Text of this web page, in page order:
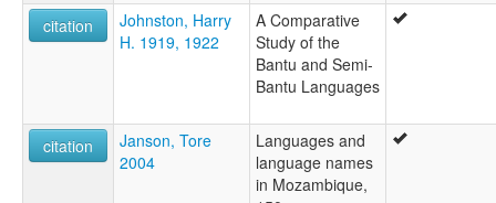
citation
Johnston, Harry
H. 1919, 1922
A Comparative
Study of the
Bantu and Semi-
Bantu Languages
citation
Janson, Tore
2004
Languages and
language names
in Mozambique,